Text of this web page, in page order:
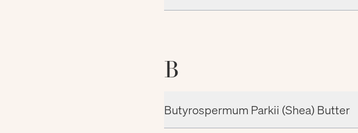
B
Butyrospermum Parkii (Shea) Butter